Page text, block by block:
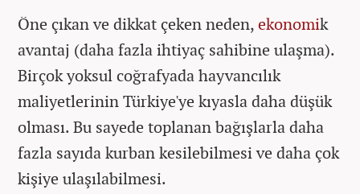
Öne çıkan ve dikkat çeken neden,ekonomik
avantaj (daha fazla ihtiyaç sahibine ulaşma).
Birçok yoksul coğrafyada hayvancılık
maliyetlerinin Türkiye'ye kıyasla daha düşük
olması. Bu sayede toplanan bağışlarla daha
fazla sayıda kurban kesilebilmesi ve daha çok
kişiye ulaşılabilmesi.